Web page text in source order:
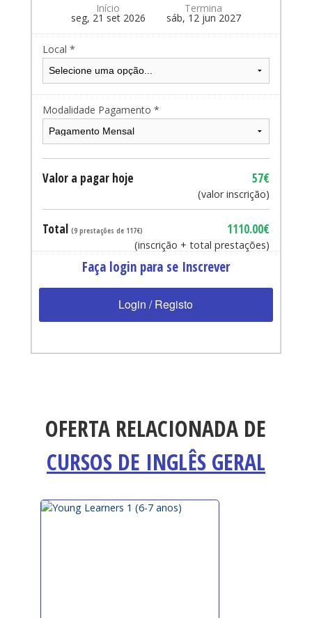
Início
seg, 21 set 2026
Termina
sáb, 12 jun 2027
Local *
Modalidade Pagamento *
Valor a pagar hoje 57€
(valor inscrição)
Total (9 prestações de 117€) 1110.00€
(inscrição + total prestações)
Faça login para se Inscrever
Login / Registo
OFERTA RELACIONADA DE
CURSOS DE INGLÊS GERAL